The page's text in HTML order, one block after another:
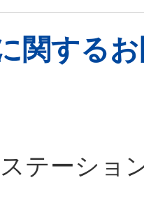
関する
テーシ